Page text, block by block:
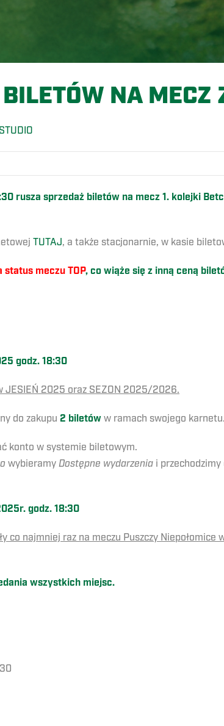
NA MECZ
rusza sprzedaż biletów na mecz 1. kolejki
TUTAJ, a także stacjonarnie, w kasie
status meczu TOP, co wiąże się z inną ceną
godz. 18:30
JESIEŃ 2025 oraz SEZON 2025/2026.
do zakupu 2 biletów w ramach swojego karnetu.
konto w systemie biletowym.
wybieramy Dostępne wydarzenia i
godz. 18:30
co najmniej raz na meczu Puszczy
wszystkich miejsc.